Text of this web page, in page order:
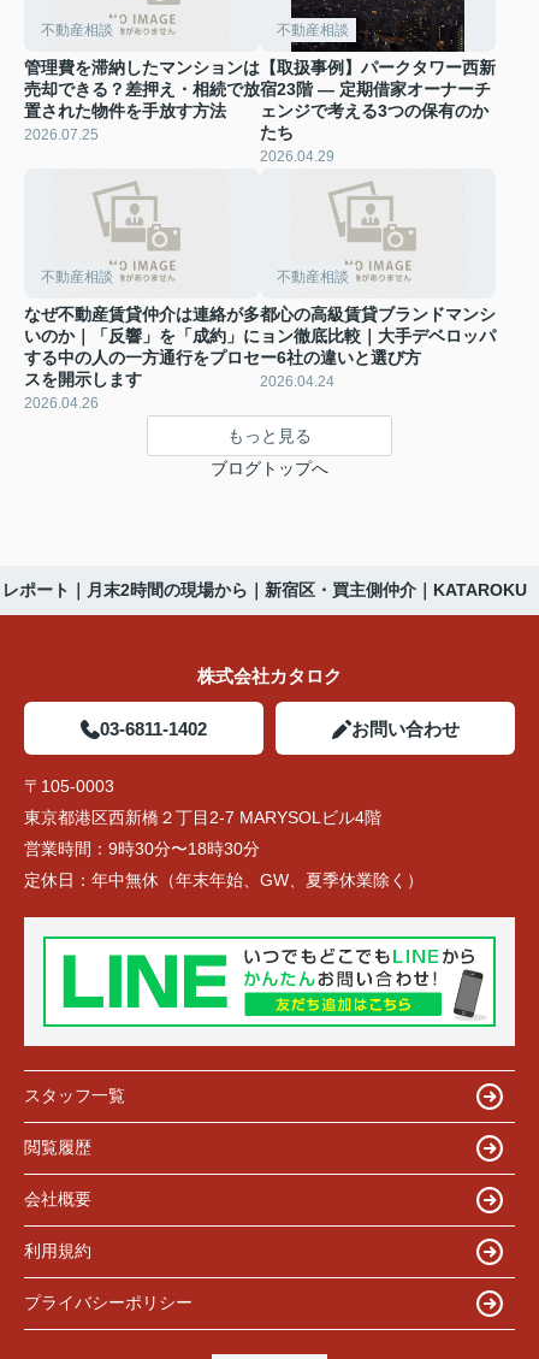
不動産相談
管理費を滞納したマンションは
売却できる？差押え・相続で放
置された物件を手放す方法
2026.07.25
不動産相談
【取扱事例】パークタワー西新
宿23階 — 定期借家オーナーチ
ェンジで考える3つの保有のか
たち
2026.04.29
不動産相談
なぜ不動産賃貸仲介は連絡が多
いのか｜「反響」を「成約」に
する中の人の一方通行をプロセ
スを開示します
2026.04.26
不動産相談
都心の高級賃貸ブランドマンシ
ョン徹底比較｜大手デベロッパ
ー6社の違いと選び方
2026.04.24
もっと見る
ブログトップへ
ポート｜月末2時間の現場から｜新宿区・買主側仲介｜KATAROKU
株式会社カタロク
03-6811-1402 お問い合わせ
〒105-0003
東京都港区西新橋２丁目2-7 MARYSOLビル4階
営業時間： 9時30分〜18時30分
定休日： 年中無休（年末年始、GW、夏季休業除く）
スタッフ一覧
閲覧履歴
会社概要
利用規約
プライバシーポリシー